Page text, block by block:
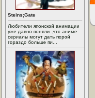
Steins;Gate
Любители японской анимации
уже давно поняли ,что аниме
сериалы могут дать порой
гораздо больше пи...